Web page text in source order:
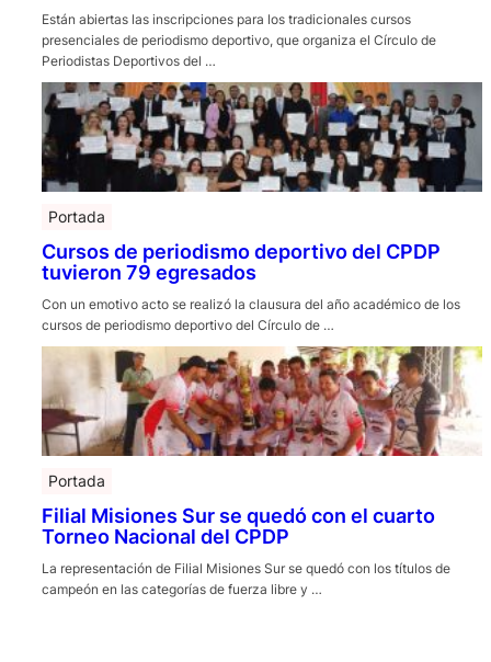
Están abiertas las inscripciones para los tradicionales cursos
presenciales de periodismo deportivo, que organiza el Círculo de
Periodistas Deportivos del …
Portada
Cursos de periodismo deportivo del CPDP
tuvieron 79 egresados
Con un emotivo acto se realizó la clausura del año académico de los
cursos de periodismo deportivo del Círculo de …
Portada
Filial Misiones Sur se quedó con el cuarto
Torneo Nacional del CPDP
La representación de Filial Misiones Sur se quedó con los títulos de
campeón en las categorías de fuerza libre y …